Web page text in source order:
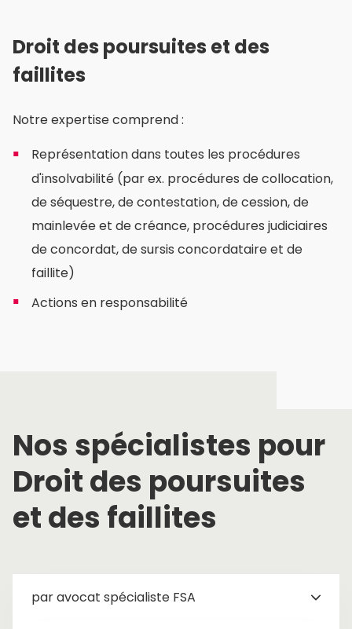
Droit des poursuites et des
faillites
Notre expertise comprend :
Représentation dans toutes les procédures
d'insolvabilité (par ex. procédures de collocation,
de séquestre, de contestation, de cession, de
mainlevée et de créance, procédures judiciaires
de concordat, de sursis concordataire et de
faillite)
Actions en responsabilité
Nos spécialistes pour
Droit des poursuites
et des faillites
par avocat spécialiste FSA